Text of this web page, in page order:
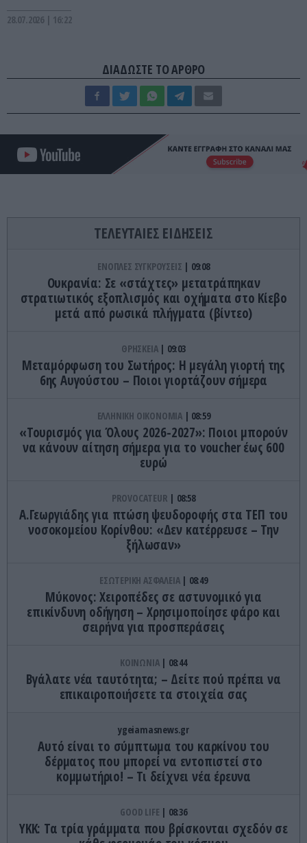
28.07.2026 | 16:22
ΔΙΑΔΩΣΤΕ ΤΟ ΑΡΘΡΟ
ΤΕΛΕΥΤΑΙΕΣ ΕΙΔΗΣΕΙΣ
ΕΝΟΠΛΕΣ ΣΥΓΚΡΟΥΣΕΙΣ 09:08
Ουκρανία: Σε «στάχτες» μετατράπηκαν
στρατιωτικός εξοπλισμός και οχήματα στο Κίεβο
μετά από ρωσικά πλήγματα (βίντεο)
ΘΡΗΣΚΕΙΑ 09:03
Μεταμόρφωση του Σωτήρος: Η μεγάλη γιορτή της
6ης Αυγούστου – Ποιοι γιορτάζουν σήμερα
ΕΛΛΗΝΙΚΗ ΟΙΚΟΝΟΜΙΑ 08:59
«Τουρισμός για Όλους 2026-2027»: Ποιοι μπορούν
να κάνουν αίτηση σήμερα για το voucher έως 600
ευρώ
PROVOCATEUR 08:58
Α.Γεωργιάδης για πτώση ψευδοροφής στα ΤΕΠ του
νοσοκομείου Κορίνθου: «Δεν κατέρρευσε – Την
ξήλωσαν»
ΕΣΩΤΕΡΙΚΗ ΑΣΦΑΛΕΙΑ 08:49
Μύκονος: Χειροπέδες σε αστυνομικό για
επικίνδυνη οδήγηση – Χρησιμοποίησε φάρο και
σειρήνα για προσπεράσεις
ΚΟΙΝΩΝΙΑ 08:44
Βγάλατε νέα ταυτότητα; – Δείτε πού πρέπει να
επικαιροποιήσετε τα στοιχεία σας
ygeiamasnews.gr
Αυτό είναι το σύμπτωμα του καρκίνου του
δέρματος που μπορεί να εντοπιστεί στο
κομμωτήριο! – Τι δείχνει νέα έρευνα
GOOD LIFE 08:36
YKK: Τα τρία γράμματα που βρίσκονται σχεδόν σε